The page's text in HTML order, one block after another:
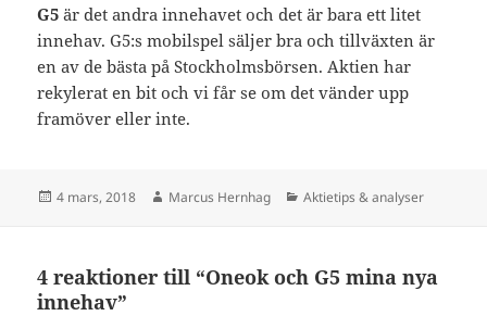
G5 är det andra innehavet och det är bara ett litet
innehav. G5:s mobilspel säljer bra och tillväxten är
en av de bästa på Stockholmsbörsen. Aktien har
rekylerat en bit och vi får se om det vänder upp
framöver eller inte.
Postat
4 mars, 2018 Författare
Marcus Hernhag Kategorier
Aktietips & analyser
4 reaktioner till “Oneok och G5 mina nya
innehav”